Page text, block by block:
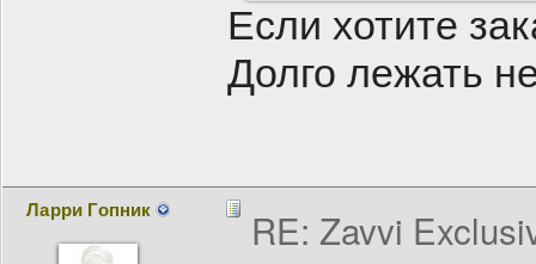
Если хотите
Долго лежать
Ларри Гопник
RE: Zavvi